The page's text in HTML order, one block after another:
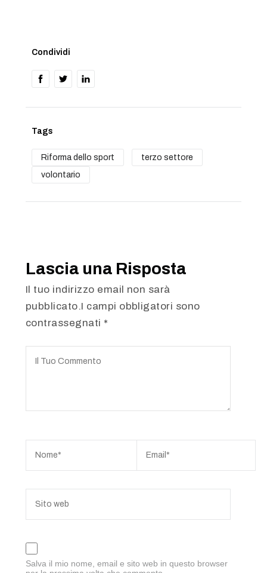
Condividi
Tags
Riforma dello sport
terzo settore
volontario
Lascia una Risposta
Il tuo indirizzo email non sarà
pubblicato.I campi obbligatori sono
contrassegnati *
Salva il mio nome, email e sito web in questo browser